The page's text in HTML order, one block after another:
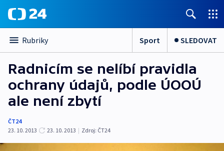
Rubriky Sport SLEDOVAT
Radnicím se nelíbí pravidla
ochrany údajů, podle ÚOOÚ
ale není zbytí
ČT24
23. 10. 2013
23. 10. 2013 | Zdroj: ČT24